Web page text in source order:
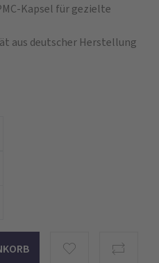
Kapsel für gezielte
aus deutscher Herstellung